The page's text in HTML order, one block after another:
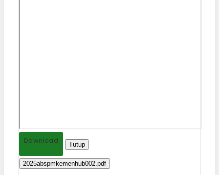
Download Tutup
2025abspmkemenhub002.pdf